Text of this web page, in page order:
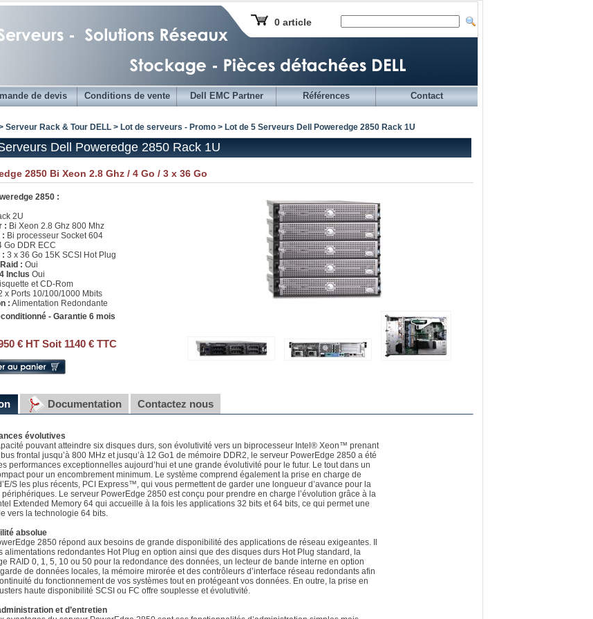
0 article
de devis Conditions de vente Dell EMC Partner Références Contact
Serveur Rack & Tour DELL > Lot de serveurs - Promo > Lot de 5 Serveurs Dell Poweredge 2850 Rack 1U
Dell Poweredge 2850 Rack 1U
2850 Bi Xeon 2.8 Ghz / 4 Go / 3 x 36 Go
2850 :
2U
: Bi Xeon 2.8 Ghz 800 Mhz
: Bi processeur Socket 604
Go DDR ECC
: 3 x 36 Go 15K SCSI Hot Plug
: Oui
Inclus Oui
et CD-Rom
x Ports 10/100/1000 Mbits
: Alimentation Redondante
- Garantie 6 mois
€ HT Soit 1140 € TTC
Documentation Contactez nous
évolutives
pouvant atteindre six disques durs, son évolutivité vers un biprocesseur Intel® Xeon™ prenant
frontal jusqu’à 800 MHz et jusqu’à 12 Go1 de mémoire DDR2, le serveur PowerEdge 2850 a été
performances exceptionnelles aujourd’hui et une grande évolutivité pour le futur. Le tout dans un
pour un encombrement minimum. Le système comprend également la prise en charge de
S les plus récents, PCI Express™, qui vous permettent de garder une longueur d’avance pour la
Le serveur PowerEdge 2850 est conçu pour prendre en charge l’évolution grâce à la
Extended Memory 64 qui accueille à la fois les applications 32 bits et 64 bits, ce qui permet une
vers la technologie 64 bits.
absolue
2850 répond aux besoins de grande disponibilité des applications de réseau exigeantes. Il
alimentations redondantes Hot Plug en option ainsi que des disques durs Hot Plug standard, la
RAID 0, 1, 5, 10 ou 50 pour la redondance des données, un lecteur de bande interne en option
de données locales, la mémoire mirorée et des contrôleurs d’interface réseau redondants afin
du fonctionnement de vos systèmes tout en protégeant vos données. En outre, la prise en
haute disponibilité SCSI ou FC offre souplesse et évolutivité.
et d’entretien